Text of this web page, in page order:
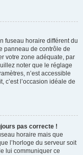
fuseau horaire différent du
panneau de contrôle de
votre zone adéquate, par
noter que le réglage
n’est accessible
c’est l’occasion idéale de
pas correcte !
horaire mais que
l’horloge du serveur soit
lui communiquer ce